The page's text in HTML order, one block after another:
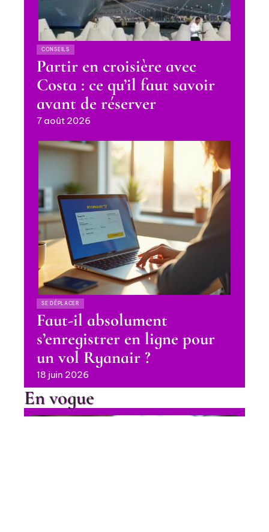
CONSEILS
Partir en croisière avec
Costa : ce qu’il faut savoir
avant de réserver
7 août 2026
SE DÉPLACER
Faut-il absolument
s’enregistrer en ligne pour
un vol Ryanair ?
18 juin 2026
En vogue